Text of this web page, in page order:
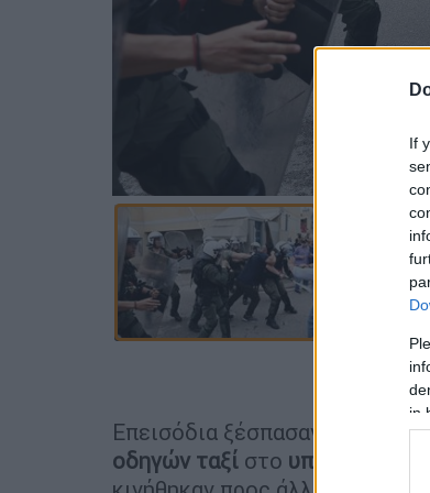
If
in
Επεισόδια ξέσπασαν κατά τη
οδηγών ταξί στο υπουργείο